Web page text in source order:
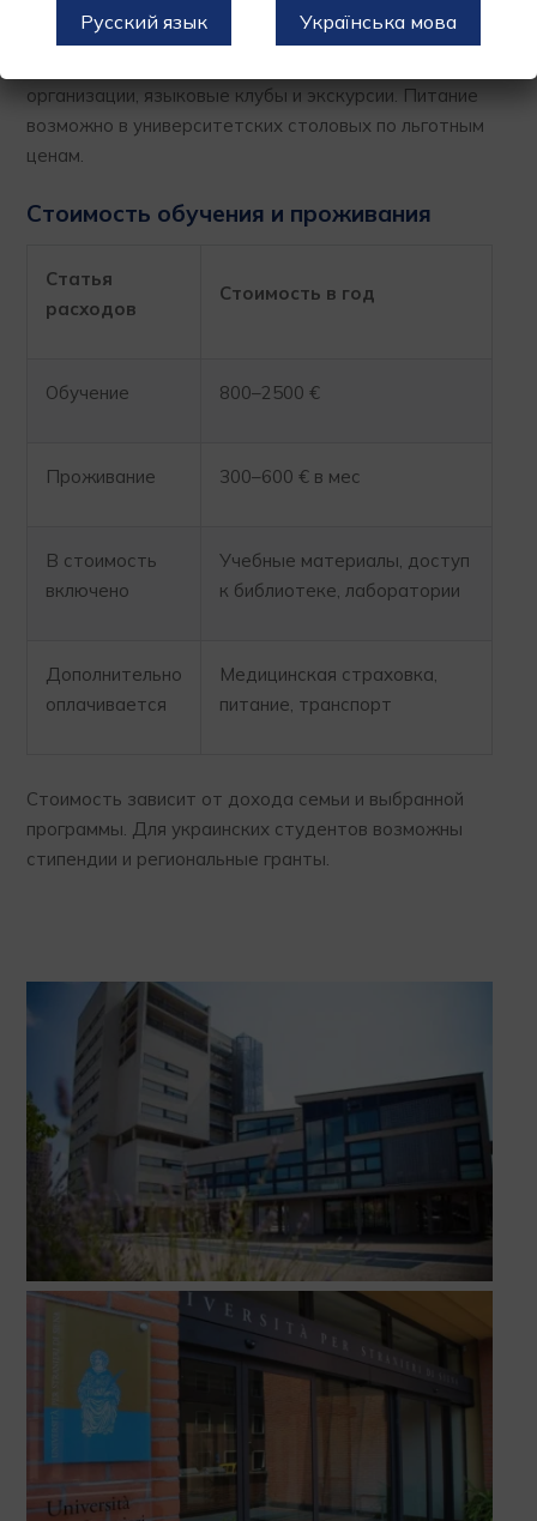
самостоятельность.
организации, языковые клубы и экскурсии. Питание
возможно в университетских столовых по льготным
ценам.
Стоимость обучения и проживания
Статья
расходов
Стоимость в год
Обучение 800–2500 €
Проживание 300–600 € в мес
В стоимость
включено
Учебные материалы, доступ
к библиотеке, лаборатории
Дополнительно
оплачивается
Медицинская страховка,
питание, транспорт
Стоимость зависит от дохода семьи и выбранной
программы. Для украинских студентов возможны
стипендии и региональные гранты.
Русский язык Українська мова